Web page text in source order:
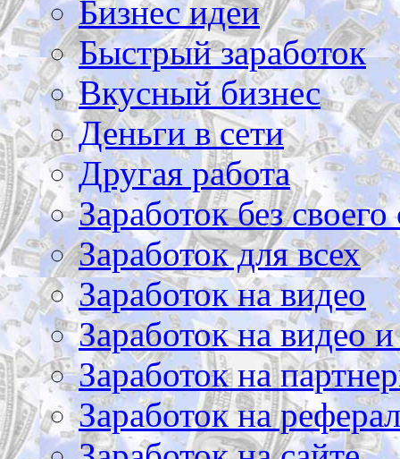
Бизнес идеи
Быстрый заработок
Вкусный бизнес
Деньги в сети
Другая работа
Заработок без своего
Заработок для всех
Заработок на видео
Заработок на видео
Заработок на
Заработок на